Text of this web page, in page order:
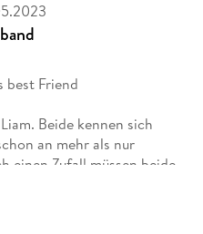
nachdem sein
er Miteigentümer einer
dass Sie Denver
Merkt sie auch, was es
& dann gibt es da noch
& wird doch erstmal
Bailey's immer so ist,
best Friend
Beide kennen sich
an mehr als nur
einen Zufall müssen beide